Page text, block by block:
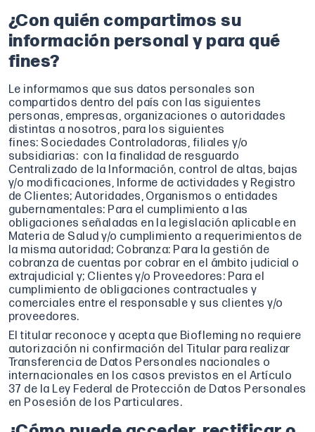
¿Con quién compartimos su
información personal y para qué
fines?
Le informamos que sus datos personales son
compartidos dentro del país con las siguientes
personas, empresas, organizaciones o autoridades
distintas a nosotros, para los siguientes
fines: Sociedades Controladoras, filiales y/o
subsidiarias: con la finalidad de resguardo
Centralizado de la Información, control de altas, bajas
y/o modificaciones, Informe de actividades y Registro
de Clientes; Autoridades, Organismos o entidades
gubernamentales: Para el cumplimiento a las
obligaciones señaladas en la legislación aplicable en
Materia de Salud y/o cumplimiento a requerimientos de
la misma autoridad; Cobranza: Para la gestión de
cobranza de cuentas por cobrar en el ámbito judicial o
extrajudicial y; Clientes y/o Proveedores: Para el
cumplimiento de obligaciones contractuales y
comerciales entre el responsable y sus clientes y/o
proveedores.
El titular reconoce y acepta que Biofleming no requiere
autorización ni confirmación del Titular para realizar
Transferencia de Datos Personales nacionales o
internacionales en los casos previstos en el Artículo
37 de la Ley Federal de Protección de Datos Personales
en Posesión de los Particulares.